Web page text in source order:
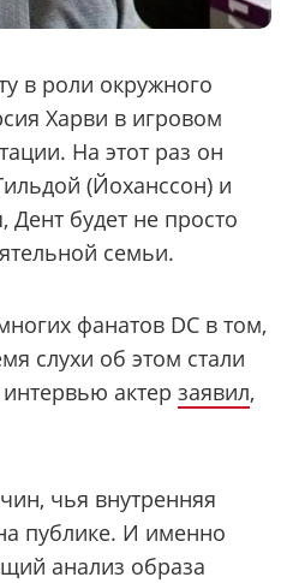
в роли окружного
Харви в игровом
На этот раз он
(Йоханссон) и
будет не просто
семьи.
фанатов DC в том,
слухи об этом стали
актер заявил,
чья внутренняя
публике. И именно
анализ образа